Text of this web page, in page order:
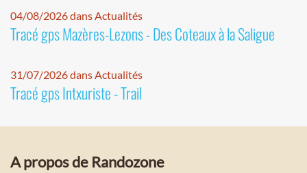
04/08/2026 dans Actualités
Tracé gps Mazères-Lezons - Des Coteaux à la Saligue
31/07/2026 dans Actualités
Tracé gps Intxuriste - Trail
A propos de Randozone